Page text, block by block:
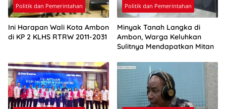
Politik dan Pemerintahan
Ini Harapan Wali Kota Ambon
di KP 2 KLHS RTRW 2011-2031
Politik dan Pemerintahan
Minyak Tanah Langka di
Ambon, Warga Keluhkan
Sulitnya Mendapatkan Mitan